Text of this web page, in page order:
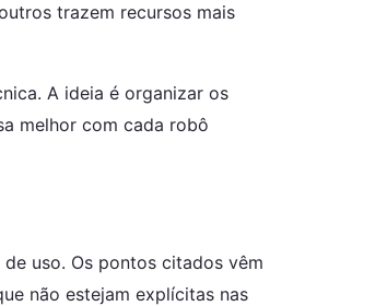
trazem recursos mais
A ideia é organizar os
melhor com cada robô
uso. Os pontos citados vêm
não estejam explícitas nas